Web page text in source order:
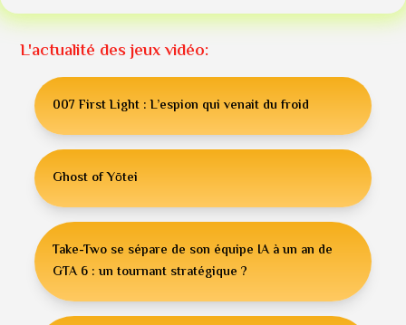
L'actualité des jeux vidéo:
007 First Light : L’espion qui venait du froid
Ghost of Yōtei
Take-Two se sépare de son équipe IA à un an de
GTA 6 : un tournant stratégique ?